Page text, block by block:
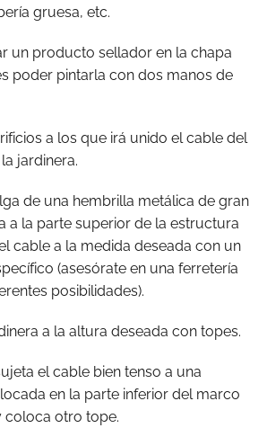
gruesa, etc.
un producto sellador en la chapa
poder pintarla con dos manos de
a los que irá unido el cable del
jardinera.
de una hembrilla metálica de gran
a la parte superior de la estructura
cable a la medida deseada con un
(asesórate en una ferretería
posibilidades).
a la altura deseada con topes.
el cable bien tenso a una
en la parte inferior del marco
coloca otro tope.